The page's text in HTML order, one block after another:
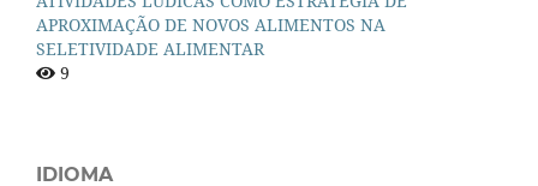
APROXIMAÇÃO DE NOVOS ALIMENTOS NA
SELETIVIDADE ALIMENTAR
9
IDIOMA